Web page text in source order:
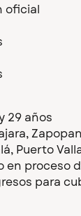
oficial
29 años
Puerto
en proceso
para